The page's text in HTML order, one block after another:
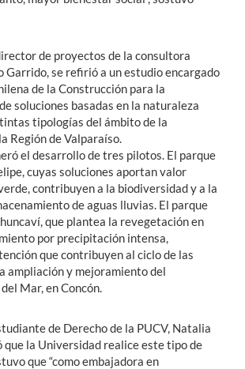
de proyectos de la consultora
Garrido, se refirió a un estudio encargado
de la Construcción para la
soluciones basadas en la naturaleza
tipologías del ámbito de la
Región de Valparaíso.
el desarrollo de tres pilotos. El parque
cuyas soluciones aportan valor
contribuyen a la biodiversidad y a la
de aguas lluvias. El parque
que plantea la revegetación en
por precipitación intensa,
que contribuyen al ciclo de las
ampliación y mejoramiento del
Mar, en Concón.
de Derecho de la PUCV, Natalia
que la Universidad realice este tipo de
que “como embajadora en